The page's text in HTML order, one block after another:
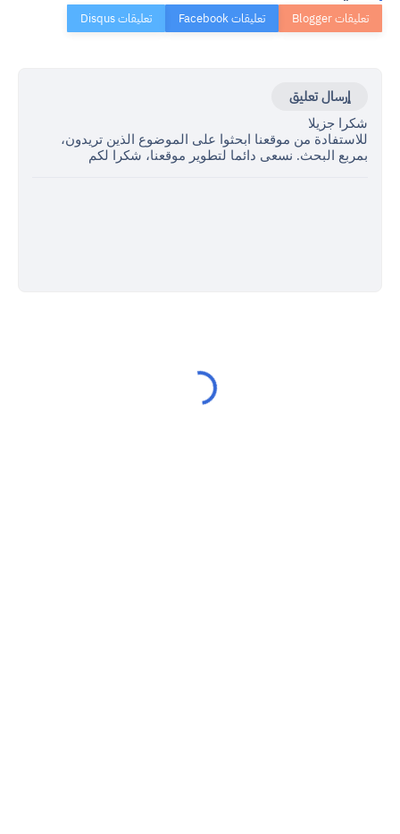
إرسال تعليق
شكرا جزيلا
للاستفادة من موقعنا ابحثوا على الموضوع الذين تريدون،
بمربع البحث. نسعى دائما لتطوير موقعنا، شكرا لكم